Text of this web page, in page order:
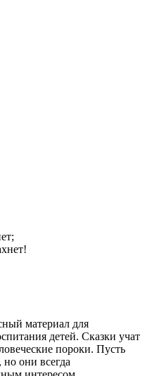
материал для
детей. Сказки учат
пороки. Пусть
они всегда